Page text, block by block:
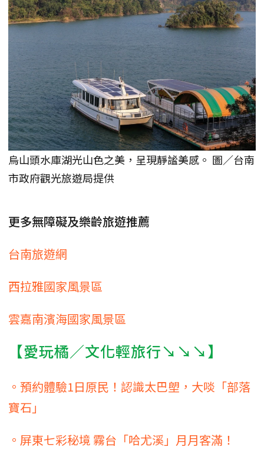
烏山頭水庫湖光山色之美，呈現靜謐美感。 圖／台南
市政府觀光旅遊局提供
更多無障礙及樂齡旅遊推薦
台南旅遊網
西拉雅國家風景區
雲嘉南濱海國家風景區
【愛玩橘／文化輕旅行↘↘↘】
。預約體驗1日原民！認識太巴塱，大啖「部落
寶石」
。屏東七彩秘境 霧台「哈尤溪」月月客滿！